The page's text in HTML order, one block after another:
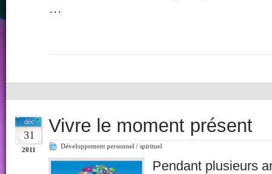
…
déc
31
2011
Vivre le moment présent
Développement personnel / spirituel
Pendant plusieurs